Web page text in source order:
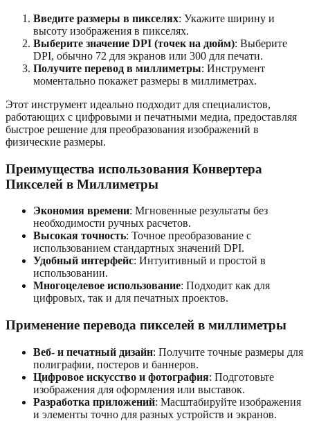
Введите размеры в пикселях: Укажите ширину и
высоту изображения в пикселях.
Выберите значение DPI (точек на дюйм): Выберите
DPI, обычно 72 для экранов или 300 для печати.
Получите перевод в миллиметры: Инструмент
моментально покажет размеры в миллиметрах.
Этот инструмент идеально подходит для специалистов,
работающих с цифровыми и печатными медиа, предоставляя
быстрое решение для преобразования изображений в
физические размеры.
Преимущества использования Конвертера
Пикселей в Миллиметры
Экономия времени: Мгновенные результаты без
необходимости ручных расчетов.
Высокая точность: Точное преобразование с
использованием стандартных значений DPI.
Удобный интерфейс: Интуитивный и простой в
использовании.
Многоцелевое использование: Подходит как для
цифровых, так и для печатных проектов.
Применение перевода пикселей в миллиметры
Веб- и печатный дизайн: Получите точные размеры для
полиграфии, постеров и баннеров.
Цифровое искусство и фотография: Подготовьте
изображения для оформления или выставок.
Разработка приложений: Масштабируйте изображения
и элементы точно для разных устройств и экранов.